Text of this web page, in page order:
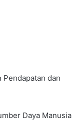
dan
Daya Manusia